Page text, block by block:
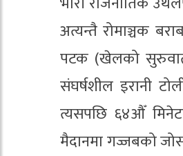
अत्यन्तै रोमाञ्चक
पटक (खेलको
संघर्षशील इरानी
त्यसपछि ६४औँ
मैदानमा गज्जबको